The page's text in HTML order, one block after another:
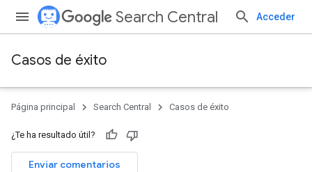
Search Central Acceder
Casos de éxito
Página principal Search Central Casos de éxito
¿Te ha resultado útil?
Enviar comentarios